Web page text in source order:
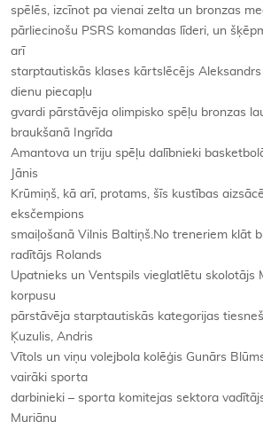
spēlēs, izcīnot pa vienai zelta un bronzas
pārliecinošu PSRS komandas līderi, un
arī
starptautiskās klases kārtslēcējs Aleksandrs
dienu piecapļu
gvardi pārstāvēja olimpisko spēļu bronzas
braukšanā Ingrīda
Amantova un triju spēļu dalībnieki
Jānis
Krūmiņš, kā arī, protams, šīs kustības
eksčempions
smaiļošanā Vilnis Baltiņš.No treneriem klāt
radītājs Rolands
Upatnieks un Ventspils vieglatlētu skolotājs
korpusu
pārstāvēja starptautiskās kategorijas
Ķuzulis, Andris
Vītols un viņu volejbola kolēģis Gunārs
vairāki sporta
darbinieki – sporta komitejas sektora
Murjāņu